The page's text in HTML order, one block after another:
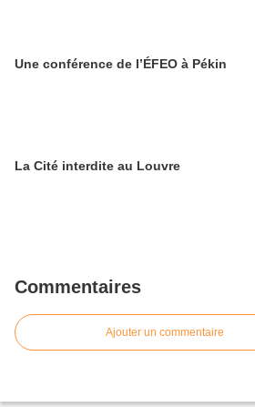
Une conférence de l’ÉFEO à Pékin
La Cité interdite au Louvre
Commentaires
Ajouter un commentaire